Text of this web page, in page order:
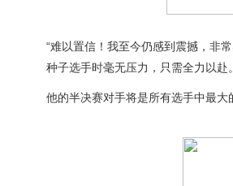
“难以置信！我至今仍感到震撼，非
种子选手时毫无压力，只需全力以赴
他的半决赛对手将是所有选手中最大